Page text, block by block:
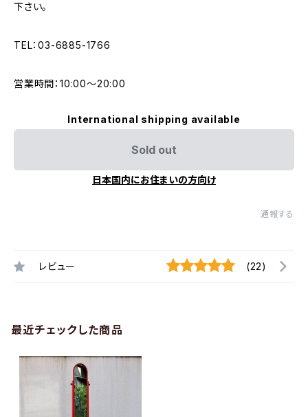
下さい。
TEL：03-6885-1766
営業時間：10:00〜20:00
International shipping available
Sold out
日本国内にお住まいの方向け
通報する
レビュー (22)
最近チェックした商品